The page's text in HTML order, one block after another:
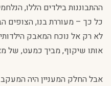
ההתבוננות בילדים הללו,
כל כך – מעוררת בנו, הצופים
לא רק אל נוכח המאבק
אותו שיקוף, מביך כמעט, של
אבל החלק המעניין היה